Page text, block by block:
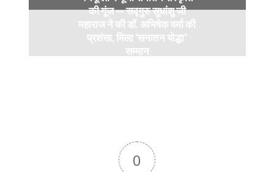
की गूंज — सद्गुरु सुधांशु जी
महाराज ने की डॉ. अभिषेक वर्मा की
प्रशंसा, मिला ‘सनातन योद्धा’
सम्मान
0